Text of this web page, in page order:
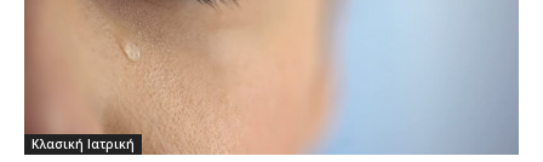
Κλασική Ιατρική